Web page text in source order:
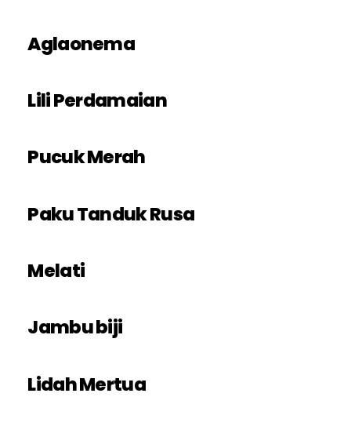
Aglaonema
Lili Perdamaian
Pucuk Merah
Paku Tanduk Rusa
Melati
Jambu biji
Lidah Mertua